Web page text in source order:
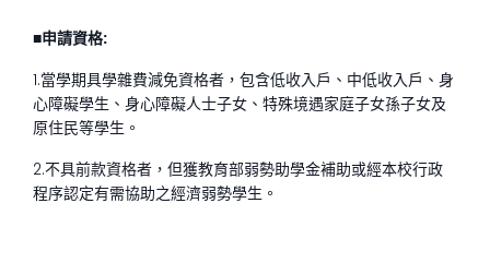
■申請資格:
1.當學期具學雜費減免資格者，包含低收入戶、中低收入戶、身
心障礙學生、身心障礙人士子女、特殊境遇家庭子女孫子女及
原住民等學生。
2.不具前款資格者，但獲教育部弱勢助學金補助或經本校行政
程序認定有需協助之經濟弱勢學生。